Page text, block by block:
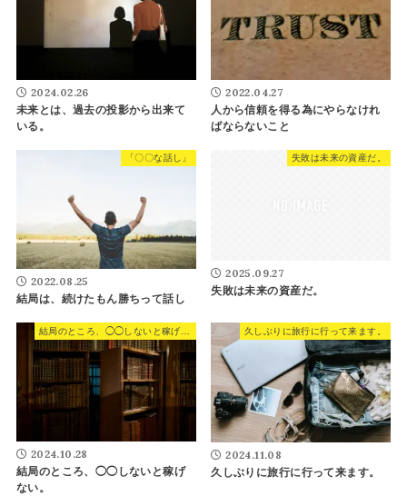
2024.02.26
未来とは、過去の投影から出来て
いる。
2022.04.27
人から信頼を得る為にやらなけれ
ばならないこと
「〇〇な話し」
2022.08.25
結局は、続けたもん勝ちって話し
失敗は未来の資産だ。
2025.09.27
失敗は未来の資産だ。
2024.10.28
結局のところ、◯◯しないと稼げ
ない。
久しぶりに旅行に行って来ます。
2024.11.08
久しぶりに旅行に行って来ます。